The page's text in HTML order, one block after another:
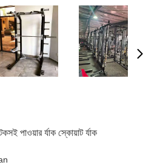
পাওয়ার র্যাক স্কোয়াট র্যাক